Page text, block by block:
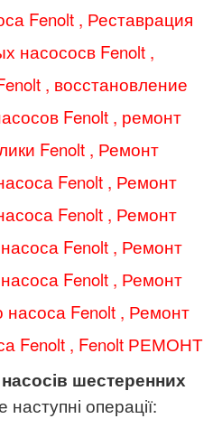
Fenolt , Реставрация
насососвFenolt ,
, восстановление
Fenolt , ремонт
Fenolt , Ремонт
Fenolt , Ремонт
Fenolt , Ремонт
Fenolt , Ремонт
Fenolt , Ремонт
насосаFenolt , Ремонт
Fenolt , Fenolt РЕМОНТ
шестеренних
операції: